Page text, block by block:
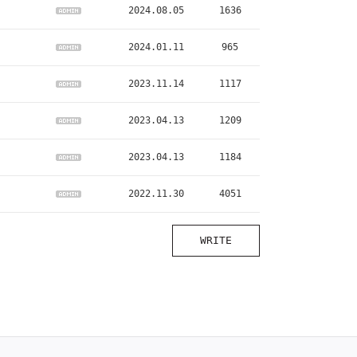
2024.08.05 1636
2024.01.11 965
2023.11.14 1117
2023.04.13 1209
2023.04.13 1184
2022.11.30 4051
WRITE